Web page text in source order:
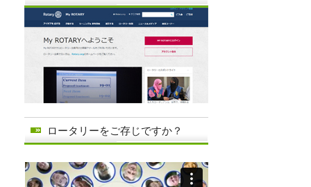
ロータリーをご存じですか？